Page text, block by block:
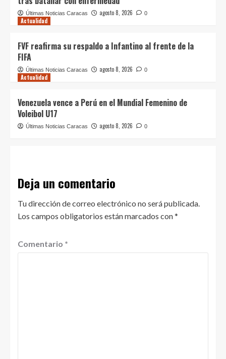
Últimas Noticias Caracas agosto 8, 2026 0
Actualidad
FVF reafirma su respaldo a Infantino al frente de la
FIFA
Últimas Noticias Caracas agosto 8, 2026 0
Actualidad
Venezuela vence a Perú en el Mundial Femenino de
Voleibol U17
Últimas Noticias Caracas agosto 8, 2026 0
Deja un comentario
Tu dirección de correo electrónico no será publicada.
Los campos obligatorios están marcados con*
Comentario *